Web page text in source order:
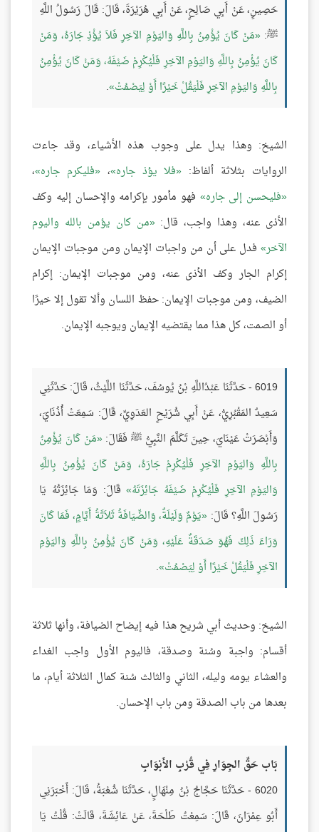
حَصِينٍ، عَنْ أَبِي صَالِحٍ، عَنْ أَبِي هُرَيْرَةَ، قَالَ: قَالَ رَسُولُ اللَّهِ
ﷺ: مَنْ كَانَ يُؤْمِنُ بِاللَّهِ وَاليَوْمِ الآخِرِ فَلاَ يُؤْذِ جَارَهُ، وَمَنْ
كَانَ يُؤْمِنُ بِاللَّهِ وَاليَوْمِ الآخِرِ فَلْيُكْرِمْ ضَيْفَهُ، وَمَنْ كَانَ يُؤْمِنُ
بِاللَّهِ وَاليَوْمِ الآخِرِ فَلْيَقُلْ خَيْرًا أَوْ لِيَصْمُتْ .
الشيخ: وهذا يدل على وجوب هذه الأشياء، وقد جاءت
الروايات بثلاثة ألفاظ:
فلا يؤذ جاره ، فليكرم جاره ،
فليحسن إلى جاره فهو مأمور بإكرامه والإحسان إليه وكف
الأذى عنه، وهذا واجب، قال: من كان يؤمن بالله واليوم
الآخر فدل على أن من واجبات الإيمان ومن موجبات الإيمان
إكرام الجار وكف الأذى عنه، ومن موجبات الإيمان: إكرام
الضيف، ومن موجبات الإيمان: حفظ اللسان وألا تقول إلا خيرًا
أو الصمت، كل هذا مما يقتضيه الإيمان ويوجبه الإيمان.
6019 - حَدَّثَنَا عَبْدُاللَّهِ بْنُ يُوسُفَ، حَدَّثَنَا اللَّيْثُ، قَالَ: حَدَّثَنِي
سَعِيدٌ المَقْبُرِيُّ، عَنْ أَبِي شُرَيْحٍ العَدَوِيِّ، قَالَ: سَمِعَتْ أُذُنَايَ،
وَأَبْصَرَتْ عَيْنَايَ، حِينَ تَكَلَّمَ النَّبِيُّ ﷺ فَقَالَ: مَنْ كَانَ يُؤْمِنُ
بِاللَّهِ وَاليَوْمِ الآخِرِ فَلْيُكْرِمْ جَارَهُ، وَمَنْ كَانَ يُؤْمِنُ بِاللَّهِ
وَاليَوْمِ الآخِرِ فَلْيُكْرِمْ ضَيْفَهُ جَائِزَتَهُ
قَالَ: وَمَا جَائِزَتُهُ يَا
رَسُولَ اللَّهِ؟ قَالَ: يَوْمٌ وَلَيْلَةٌ، وَالضِّيَافَةُ ثَلاَثَةُ أَيَّامٍ، فَمَا كَانَ
وَرَاءَ ذَلِكَ فَهُوَ صَدَقَةٌ عَلَيْهِ، وَمَنْ كَانَ يُؤْمِنُ بِاللَّهِ وَاليَوْمِ
الآخِرِ فَلْيَقُلْ خَيْرًا أَوْ لِيَصْمُتْ .
الشيخ: وحديث أبي شريح هذا فيه إيضاح الضيافة، وأنها ثلاثة
أقسام: واجبة وسُنة وصدقة، فاليوم الأول واجب الغداء
والعشاء يومه وليله، الثاني والثالث سُنة كمال الثلاثة أيام، ما
بعدها من باب الصدقة ومن باب الإحسان.
بَاب حَقِّ الجِوَارِ فِي قُرْبِ الأَبْوَابِ
6020 - حَدَّثَنَا حَجَّاجُ بْنُ مِنْهَالٍ، حَدَّثَنَا شُعْبَةُ، قَالَ: أَخْبَرَنِي
أَبُو عِمْرَانَ، قَالَ: سَمِعْتُ طَلْحَةَ، عَنْ عَائِشَةَ، قَالَتْ: قُلْتُ يَا